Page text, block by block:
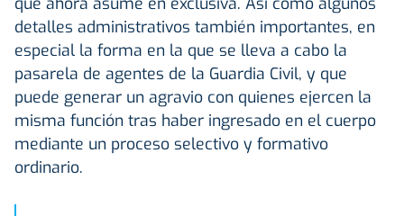
detalles administrativos también importantes, en
especial la forma en la que se lleva a cabo la
pasarela de agentes de la Guardia Civil, y que
puede generar un agravio con quienes ejercen la
misma función tras haber ingresado en el cuerpo
mediante un proceso selectivo y formativo
ordinario.